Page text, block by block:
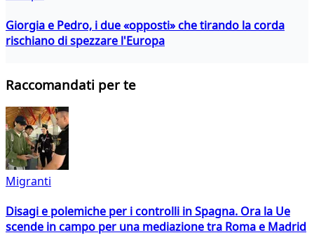
Giorgia e Pedro, i due «opposti» che tirando la corda
rischiano di spezzare l'Europa
Raccomandati per te
Migranti
Disagi e polemiche per i controlli in Spagna. Ora la Ue
scende in campo per una mediazione tra Roma e Madrid